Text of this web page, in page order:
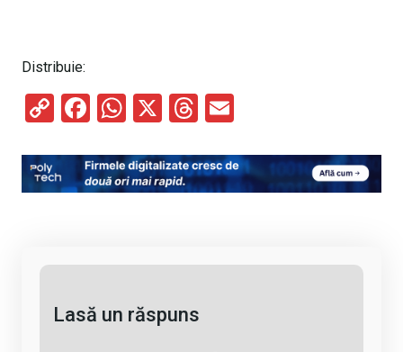
Distribuie:
C
py
Li
F
ce
b
W
at
s
X
T
e
a
ail
Lasă un răspuns